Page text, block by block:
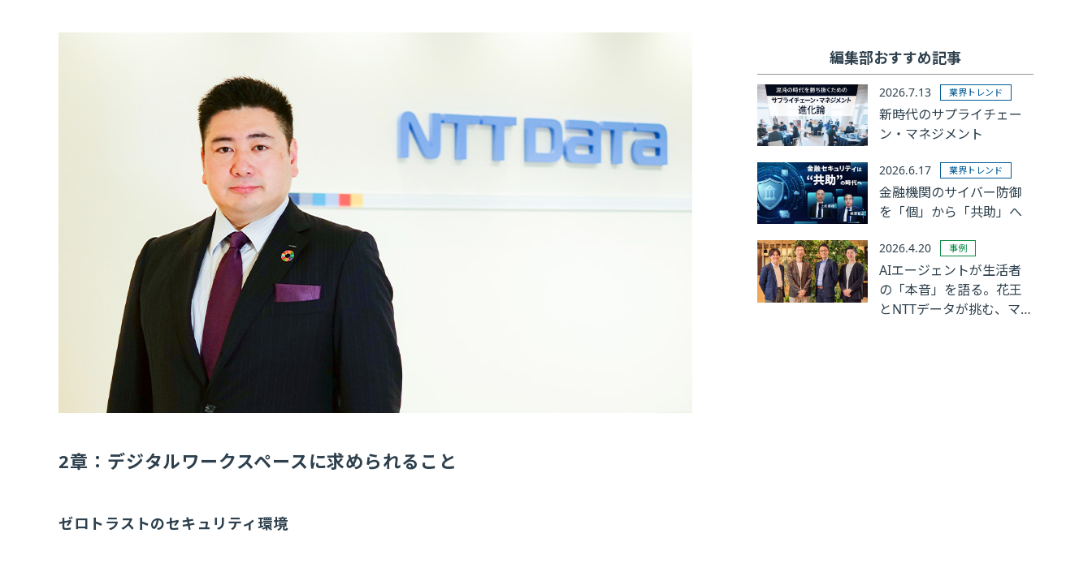
2章：デジタルワークスペースに求められること
ゼロトラストのセキュリティ環境
編集部おすすめ記事
2026.7.13 業界トレンド
新時代のサプライチェー
ン・マネジメント
2026.6.17 業界トレンド
金融機関のサイバー防御
を「個」から「共助」へ
2026.4.20 事例
AIエージェントが生活者
の「本音」を語る。花王
とNTTデータが挑む、マ